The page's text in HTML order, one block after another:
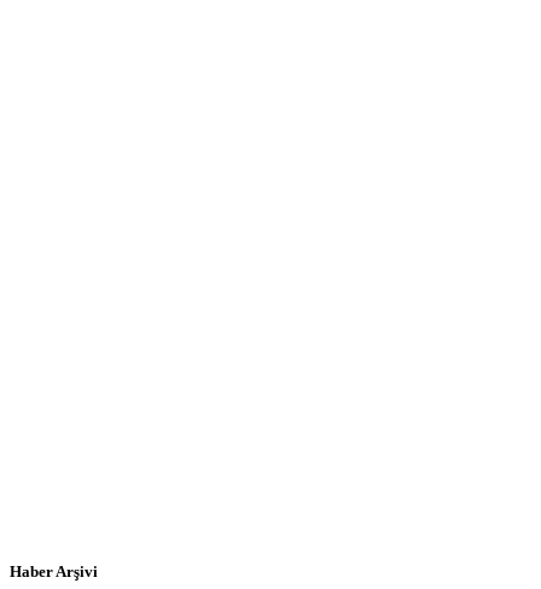
Haber Arşivi